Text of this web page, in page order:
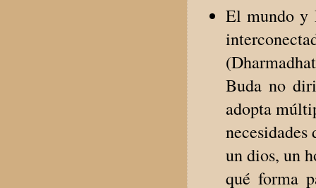
El mundo y
Buda no
adopta
un dios, un
qué forma